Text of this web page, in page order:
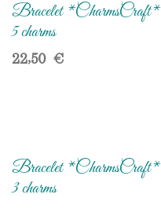
Bracelet *CharmsCraft*
5 charms
22,50€
Bracelet *CharmsCraft*
3 charms